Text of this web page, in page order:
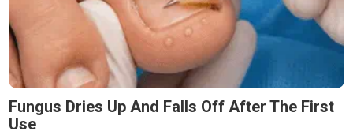
Fungus Dries Up And Falls Off After The First
Use